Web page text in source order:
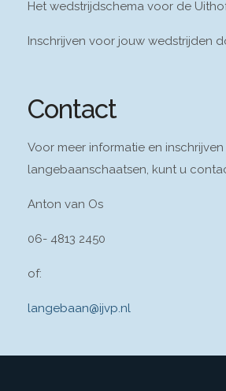
Het wedstrijdschema voor de
Inschrijven voor jouw wedstrijden
Contact
Voor meer informatie en
langebaanschaatsen, kunt u
Anton van Os
06- 4813 2450
of:
langebaan@ijvp.nl